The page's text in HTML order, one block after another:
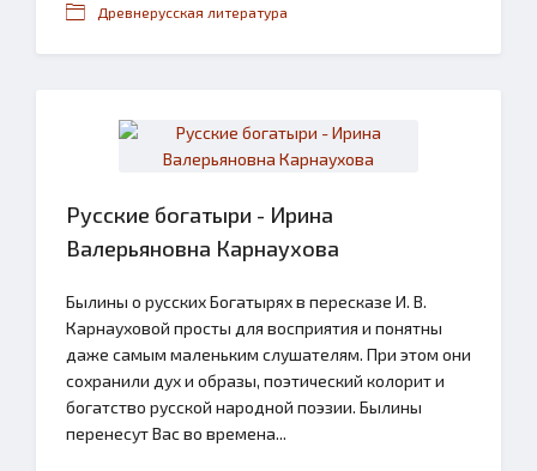
Древнерусская литература
Русские богатыри - Ирина
Валерьяновна Карнаухова
Былины о русских Богатырях в пересказе И. В.
Карнауховой просты для восприятия и понятны
даже самым маленьким слушателям. При этом они
сохранили дух и образы, поэтический колорит и
богатство русской народной поэзии. Былины
перенесут Вас во времена...